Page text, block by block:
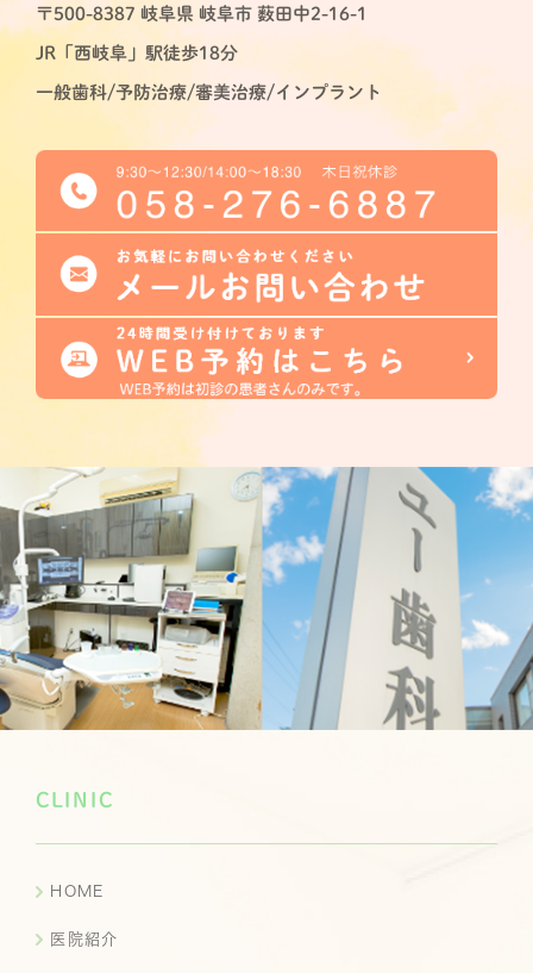
〒500-8387 岐阜県 岐阜市 薮田中2-16-1
JR「西岐阜」駅徒歩18分
一般歯科/予防治療/審美治療/インプラント
CLINIC
HOME
医院紹介